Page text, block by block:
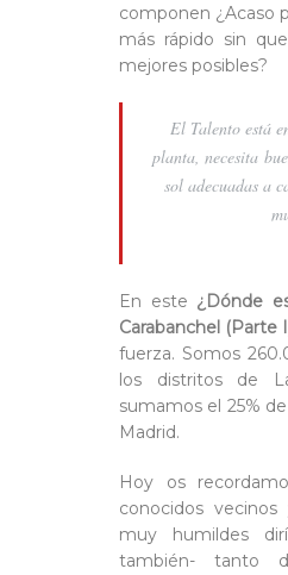
componen ¿Acaso
más rápido sin
mejores posibles?
El Talento está
planta, necesita
sol adecuadas a
En este ¿Dónde
Carabanchel (Parte
fuerza. Somos
los distritos de
sumamos el 25%
Madrid.
Hoy os
conocidos vecinos
muy humildes
también- tanto